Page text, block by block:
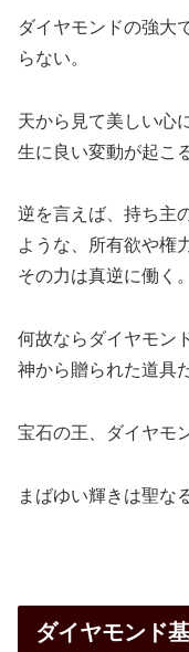
ダイヤモンドの強大
らない。
天から見て美しい心
生に良い変動が起こ
逆を言えば、持ち主
ような、所有欲や権
その力は真逆に働く。
何故ならダイヤモン
神から贈られた道具
宝石の王、ダイヤモ
まばゆい輝きは聖な
ダイヤモンド